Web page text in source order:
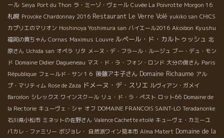
ール Seiya Port du Thon ラ・ミーゾ・ヴェール Cuvée La Poivrotte Morgon 16
札幌 Provoke Chardonnay 2016 Restaurant Le Verre Volé yukiko san CHICS
カプリエのマリオン Hoshinoya Yoshimura san バイエール2016 Akoibon Kyushu
福岡の黄ちゃん Cornas Maximus Louvre ルペール・ド・カルトゥッシュ 北
原さん Uchida san オペラ リタ メーヌ・デ・フラール・ルージュ ブー・デュ・モン
ド Domaine Didier Dagueneau マス・ド・ラ・フォン・ロンド 大分の俊さん Paris
République フェールド・サン１６ 後藤アキ子さん Domaine Richaume アル
プ・マリティム Rose de Zaza ドメーヌ・デ・スリエ ルヴィアン・ガメイ
Barcelon シレックス ワインスクール リュ・ド・ラ・ペスト ロット66 Domaine de
la Rectorie キューヴェ・シャ オフ DOMAINE FRANCOIS SAINT-LO Teradanonke
石川県小松市 ミネットの佐野さん Valence Cachette etoilé キューヴェ・カミーユ
パカレ・ファミリー ボジョレ・ 自然派ワイン見本市 Alma Matert Domaine de la